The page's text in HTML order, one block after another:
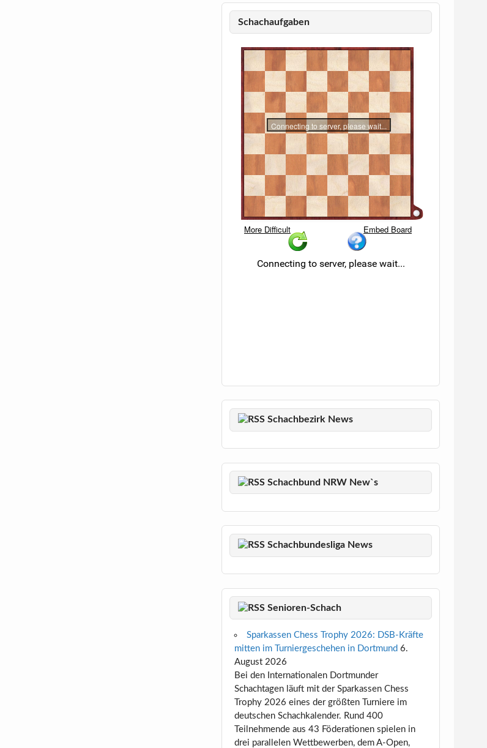
Schachaufgaben
Schachbezirk News
Schachbund NRW New`s
Schachbundesliga News
Senioren-Schach
Sparkassen Chess Trophy 2026: DSB-Kräfte
mitten im Turniergeschehen in Dortmund 6.
August 2026
Bei den Internationalen Dortmunder
Schachtagen läuft mit der Sparkassen Chess
Trophy 2026 eines der größten Turniere im
deutschen Schachkalender. Rund 400
Teilnehmende aus 43 Föderationen spielen in
drei parallelen Wettbewerben, dem A-Open,